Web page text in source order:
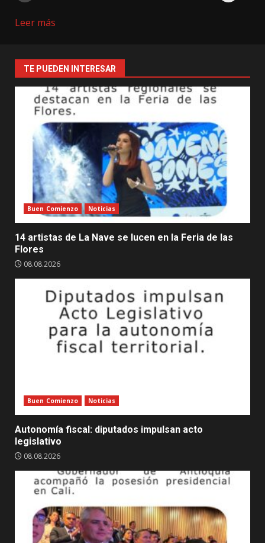
Leer más
fuerzas
por
el
turismo
y
la
gastronomía
TE PUEDEN INTERESAR
Buen Comienzo Noticias
14 artistas de La Nave se lucen en la Feria de las
Flores
08.08.2026
Buen Comienzo Noticias
Autonomía fiscal: diputados impulsan acto
legislativo
08.08.2026